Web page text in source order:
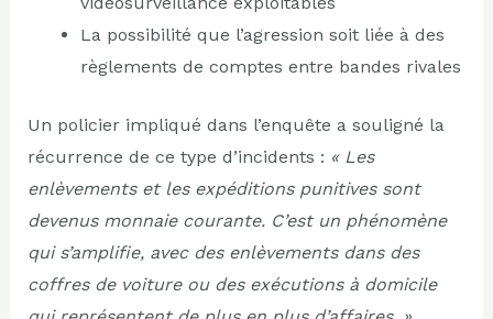
La possibilité que l’agression soit liée à des
règlements de comptes entre bandes rivales
Un policier impliqué dans l’enquête a souligné la
récurrence de ce type d’incidents : « Les
enlèvements et les expéditions punitives sont
devenus monnaie courante. C’est un phénomène
qui s’amplifie, avec des enlèvements dans des
coffres de voiture ou des exécutions à domicile